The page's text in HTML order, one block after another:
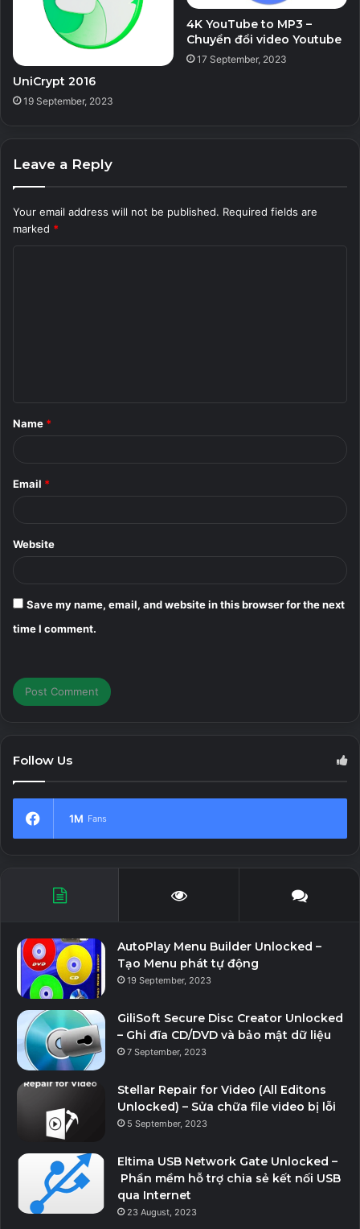
UniCrypt 2016
19 September, 2023
4K YouTube to MP3 –
Chuyển đổi video Youtube
17 September, 2023
Leave a Reply
Your email address will not be published. Required fields are
marked *
*
Name *
Email *
Website
Save my name, email, and website in this browser for the next
time I comment.
Follow Us
1M Fans
AutoPlay Menu Builder Unlocked –
Tạo Menu phát tự động
19 September, 2023
GiliSoft Secure Disc Creator Unlocked
– Ghi đĩa CD/DVD và bảo mật dữ liệu
7 September, 2023
Stellar Repair for Video (All Editons
Unlocked) – Sửa chữa file video bị lỗi
5 September, 2023
Eltima USB Network Gate Unlocked –
Phần mềm hỗ trợ chia sẻ kết nối USB
qua Internet
23 August, 2023